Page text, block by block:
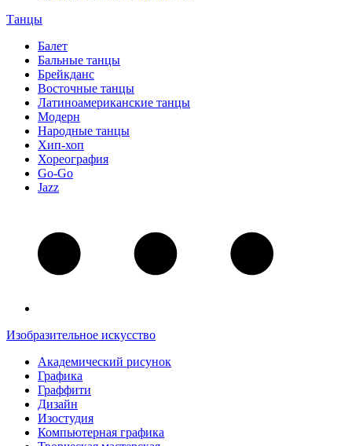
Танцы
Балет
Бальные танцы
Брейкданс
Восточные танцы
Латиноамериканские танцы
Модерн
Народные танцы
Хип-хоп
Хореография
Go-Go
Jazz
Изобразительное искусство
Академический рисунок
Графика
Граффити
Дизайн
Изостудия
Компьютерная графика